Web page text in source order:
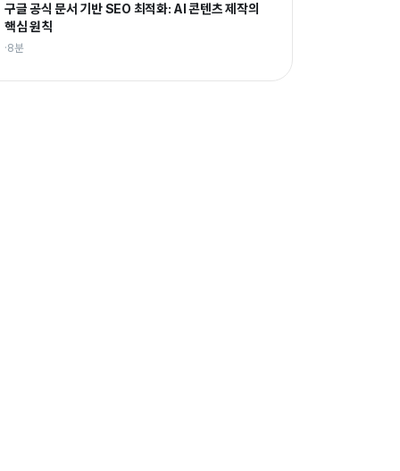
구글 공식 문서 기반 SEO 최적화: AI 콘텐츠 제작의
핵심 원칙
·8분